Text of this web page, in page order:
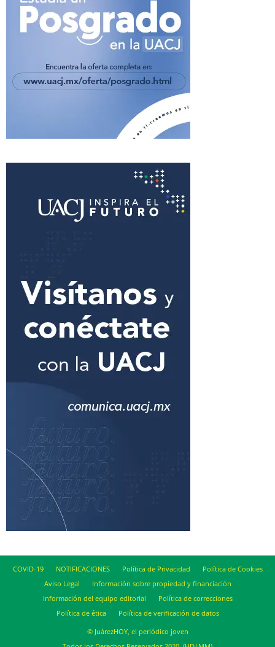
COVID-19 NOTIFICACIONES Política de Privacidad
Política de Cookies
Aviso Legal
Información sobre propiedad y financiación
Información del equipo editorial
Política de correcciones
Política de ética
Política de verificación de datos
© JuárezHOY, el periódico joven